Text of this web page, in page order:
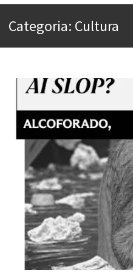
Aprender a fracassar é o
Esse tal de Rock Gaúcho
Voto obrigatório é correto?
Se queres salvar o mundo, o
Categoria: Cultura